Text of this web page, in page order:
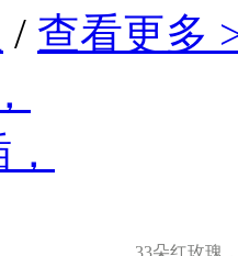
/ 查看更多